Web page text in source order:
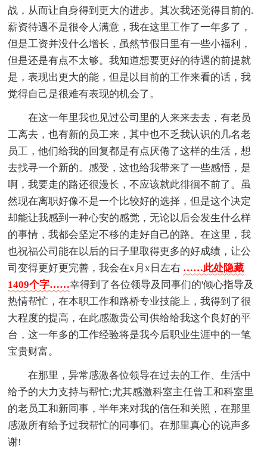
战，从而让自身得到更大的进步。其次我还觉得目前的.
薪资待遇不是很令人满意，我在这里工作了一年多了，
但是工资并没什么增长，虽然节假日里有一些小福利，
但是还是有点不太够。我知道想要更好的待遇的前提就
是，表现出更大的能，但是以目前的工作来看的话，我
觉得自己是很难有表现的机会了。
在这一年里我也见过公司里的人来来去去，有老员
工离去，也有新的员工来，其中也不乏我认识的几名老
员工，他们给我的回复都是有点厌倦了这样的生活，想
去找寻一个新的。感受，这也给我带来了一些感悟，是
啊，我要走的路还很漫长，不应该就此徘徊不前了。虽
然现在离职好像不是一个比较好的选择，但是这个决定
却能让我感到一种心安的感觉，无论以后会发生什么样
的事情，我都会坚定不移的走好自己的路。在这里，我
也祝福公司能在以后的日子里取得更多的好成绩，让公
司变得更好更完善，我会在x月x日左右 ……此处隐藏
1409个字……幸得到了各位领导及同事们的'倾心指导及
热情帮忙，在本职工作和路桥专业技能上，我得到了很
大程度的提高，在此感激贵公司供给给我这个良好的平
台，这一年多的工作经验将是我今后职业生涯中的一笔
宝贵财富。
在那里，异常感激各位领导在过去的工作、生活中
给予的大力支持与帮忙;尤其感激科室主任曾工和科室里
的老员工和新同事，半年来对我的信任和关照，在那里
感激所有给予过我帮忙的同事们。在那里真心的说声多
谢!